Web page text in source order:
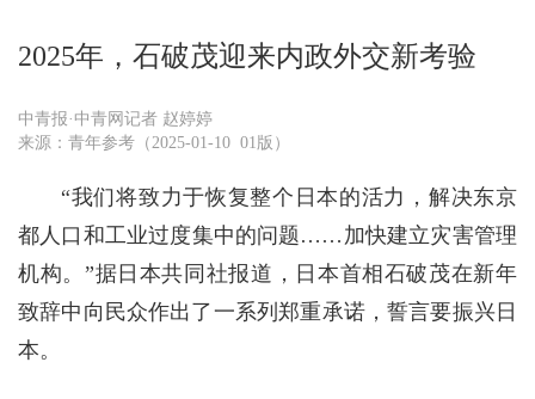
2025年，石破茂迎来内政外交新考验
中青报·中青网记者 赵婷婷
来源：青年参考（2025-01-10 01版）
“我们将致力于恢复整个日本的活力，解决东京
都人口和工业过度集中的问题……加快建立灾害管理
机构。”据日本共同社报道，日本首相石破茂在新年
致辞中向民众作出了一系列郑重承诺，誓言要振兴日
本。